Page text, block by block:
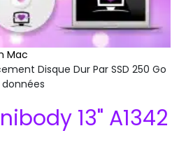
Mac
Disque Dur Par SSD 250 Go
13" A1342